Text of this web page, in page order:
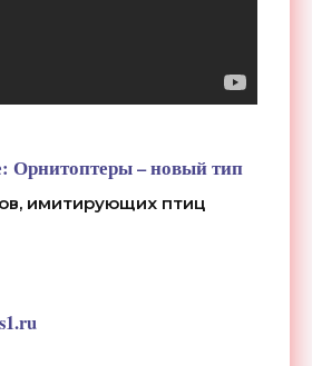
Орнитоптеры – новый тип
имитирующих птиц